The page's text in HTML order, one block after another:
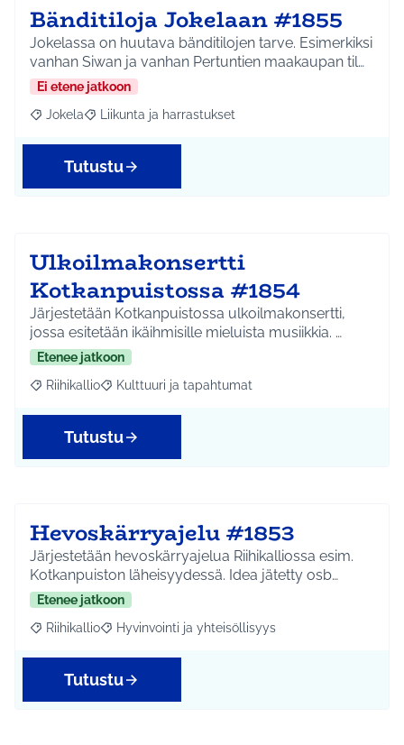
Bänditiloja Jokelaan #1855
Jokelassa on huutava bänditilojen tarve. Esimerkiksi
vanhan Siwan ja vanhan Pertuntien maakaupan til…
Ei etene jatkoon
Rajaa tulokset aihepiirin mukaan: Jokela
Jokela Rajaa tulokset teeman mukaan: Liikunta ja
Liikunta ja harrastukset
Tutustu
Ulkoilmakonsertti
Kotkanpuistossa #1854
Järjestetään Kotkanpuistossa ulkoilmakonsertti,
jossa esitetään ikäihmisille mieluista musiikkia. …
Etenee jatkoon
Rajaa tulokset aihepiirin mukaan: Riihikallio
Riihikallio Rajaa tulokset teeman mukaan: Kulttuuri ja
Kulttuuri ja tapahtumat
Tutustu
Hevoskärryajelu #1853
Järjestetään hevoskärryajelua Riihikalliossa esim.
Kotkanpuiston läheisyydessä. Idea jätetty osb…
Etenee jatkoon
Rajaa tulokset aihepiirin mukaan: Riihikallio
Riihikallio Rajaa tulokset teeman mukaan: Hyvinvointi ja
Hyvinvointi ja yhteisöllisyys
Tutustu